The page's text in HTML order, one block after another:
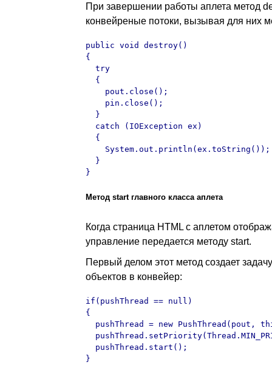
При завершении работы аплета метод
конвейреные потоки, вызывая для них
public void destroy()
{
  try
  {
    pout.close();
    pin.close();
  }
  catch (IOException ex)
  {
    System.out.println(ex.toString());
  }
}
Метод start главного класса аплета
Когда страница HTML с аплетом
управление передается методу start.
Первый делом этот метод создает
объектов в конвейер:
if(pushThread == null)
{
pushThread = new PushThread(pout,
  pushThread.start();
}